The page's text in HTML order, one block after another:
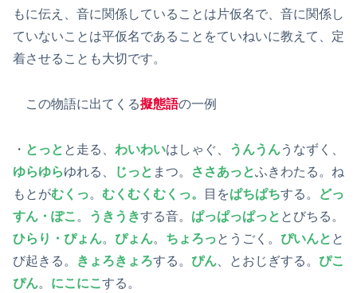
もに伝え、音に関係していることは片仮名で、音に関係し
ていないことは平仮名であることをていねいに教えて、定
着させることも大切です。
この物語に出てくる擬態語の一例
・ とっと と走る、 わいわいはしゃぐ、 うんうんうなずく、
ゆらゆらゆれる、 じっと まつ。 ささあっとふきわたる。ね
もとがむくっ。 むくむくむくっ。 目をぱちぱちする。
どっ
すん・ぽこ 。 うきうきする音。 ぱっぱっぱっと とびちる。
ひらり・ぴょん。 ぴょん。 ちょろっとうごく。 ぴいんと と
び起きる。
きょろきょろする。 ぴん 、とおじぎする。 ぴこ
ぴん。 にこにこ する。